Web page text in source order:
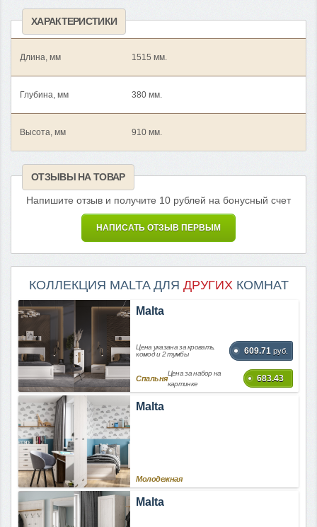
ХАРАКТЕРИСТИКИ
Длина, мм 1515 мм.
Глубина, мм 380 мм.
Высота, мм 910 мм.
ОТЗЫВЫ НА ТОВАР
Напишите отзыв и получите 10 рублей на бонусный счет
НАПИСАТЬ ОТЗЫВ ПЕРВЫМ
КОЛЛЕКЦИЯ MALTA ДЛЯ ДРУГИХКОМНАТ
Malta
Цена указана за кровать,
комод и 2 тумбы
609.71 руб.
Спальня
Цена за набор на
картинке
683.43
Malta
Молодежная
Malta